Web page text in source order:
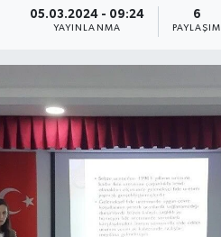
05.03.2024 - 09:24
YAYINLANMA
6
PAYLAŞIM